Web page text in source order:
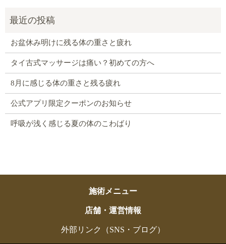
お盆休み明けに残る体の重さと疲れ
タイ古式マッサージは痛い？初めての方へ
8月に感じる体の重さと残る疲れ
公式アプリ限定クーポンのお知らせ
呼吸が浅く感じる夏の体のこわばり
施術メニュー
店舗・運営情報
外部リンク（SNS・ブログ）